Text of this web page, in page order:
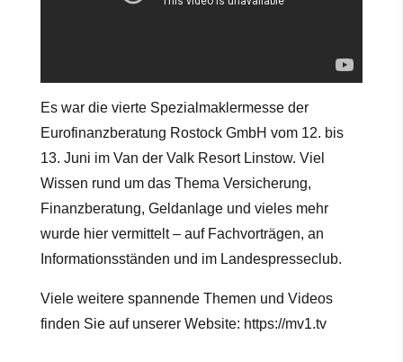
Es war die vierte Spezialmaklermesse der
Eurofinanzberatung Rostock GmbH vom 12. bis
13. Juni im Van der Valk Resort Linstow. Viel
Wissen rund um das Thema Versicherung,
Finanzberatung, Geldanlage und vieles mehr
wurde hier vermittelt – auf Fachvorträgen, an
Informationsständen und im Landespresseclub.
Viele weitere spannende Themen und Videos
finden Sie auf unserer Website: https://mv1.tv